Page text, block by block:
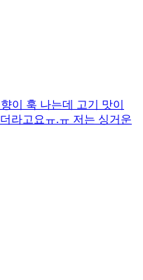
이 훅 나는데 고기 맛이
라고요ㅠ.ㅠ 저는 싱거운